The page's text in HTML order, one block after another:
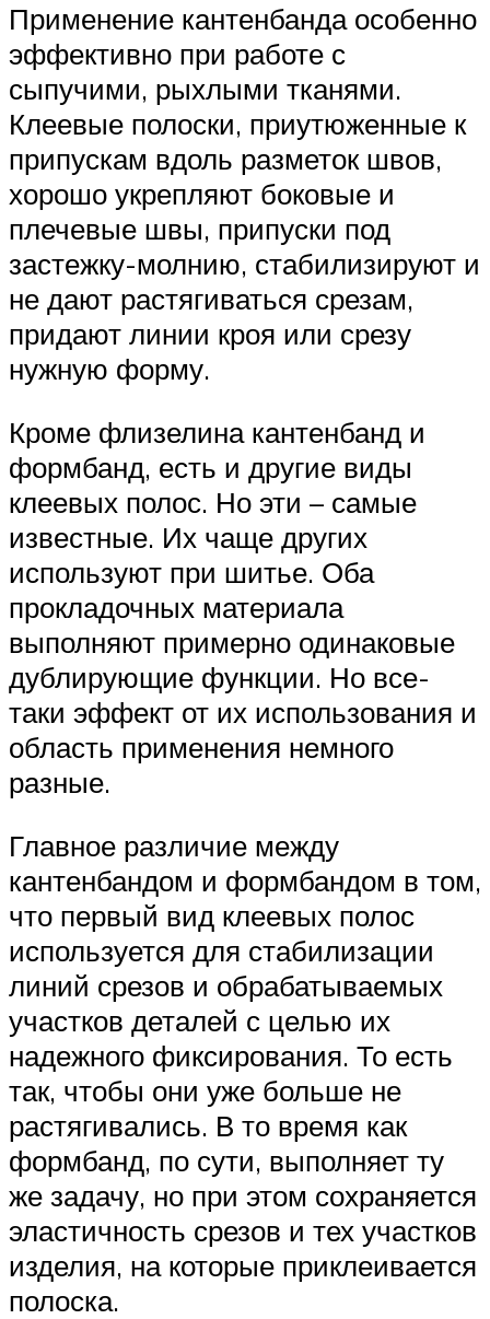
Применение кантенбанда особенно
эффективно при работе с
сыпучими, рыхлыми тканями.
Клеевые полоски, приутюженные к
припускам вдоль разметок швов,
хорошо укрепляют боковые и
плечевые швы, припуски под
застежку-молнию, стабилизируют и
не дают растягиваться срезам,
придают линии кроя или срезу
нужную форму.
Кроме флизелина кантенбанд и
формбанд, есть и другие виды
клеевых полос. Но эти – самые
известные. Их чаще других
используют при шитье. Оба
прокладочных материала
выполняют примерно одинаковые
дублирующие функции. Но все-
таки эффект от их использования и
область применения немного
разные.
Главное различие между
кантенбандом и формбандом в том,
что первый вид клеевых полос
используется для стабилизации
линий срезов и обрабатываемых
участков деталей с целью их
надежного фиксирования. То есть
так, чтобы они уже больше не
растягивались. В то время как
формбанд, по сути, выполняет ту
же задачу, но при этом сохраняется
эластичность срезов и тех участков
изделия, на которые приклеивается
полоска.